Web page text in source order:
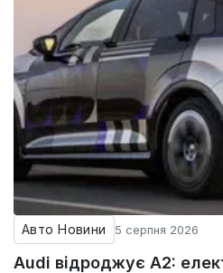
Авто Новини 5 серпня 2026
Audi відроджує A2: